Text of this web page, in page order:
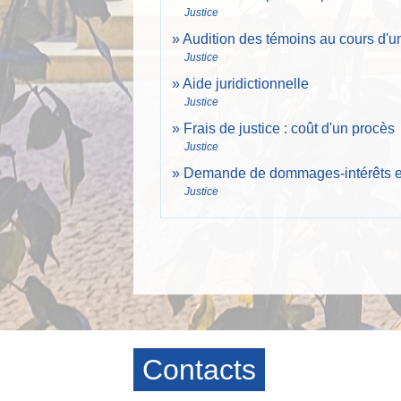
Justice
Audition des témoins au cours
Justice
Aide juridictionnelle
Justice
Frais de justice : coût d'un procès
Justice
Demande de dommages-intérêts
Justice
Contacts